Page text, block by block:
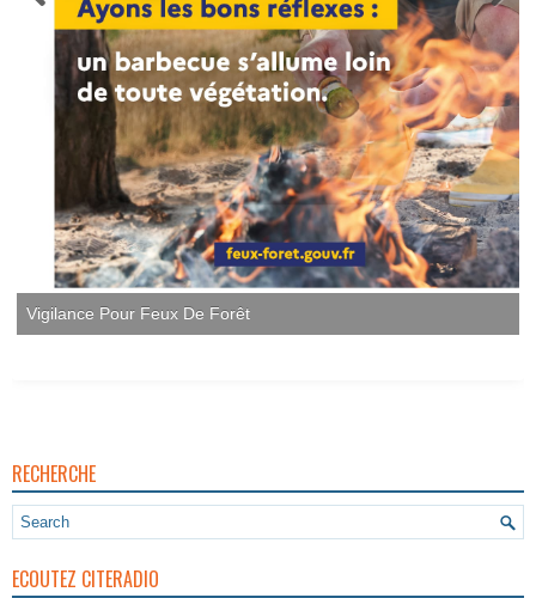
RECHERCHE
ECOUTEZ CITERADIO